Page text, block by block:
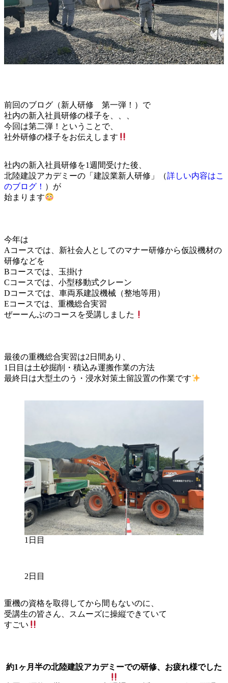
前回のブログ（新人研修 第一弾！）で
社内の新入社員研修の様子を、、、
今回は第二弾！ということで、
社外研修の様子をお伝えします
社内の新入社員研修を1週間受けた後、
北陸建設アカデミーの「建設業新人研修」（詳しい内容はこ
のブログ！ ）が
始まります
今年は
Aコースでは、新社会人としてのマナー研修から仮設機材の
研修などを
Bコースでは、玉掛け
Cコースでは、小型移動式クレーン
Dコースでは、車両系建設機械（整地等用）
Eコースでは、重機総合実習
ぜーーんぶのコースを受講しました
最後の重機総合実習は2日間あり、
1日目は土砂掘削・積込み運搬作業の方法
最終日は大型土のう・浸水対策土留設置の作業です
1日目
2日目
重機の資格を取得してから間もないのに、
受講生の皆さん、スムーズに操縦できていて
すごい
約1ヶ月半の北陸建設アカデミーでの研修、お疲れ様でした